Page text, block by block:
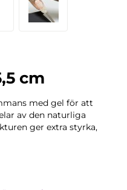
cm
med gel för att
av den naturliga
ger extra styrka,